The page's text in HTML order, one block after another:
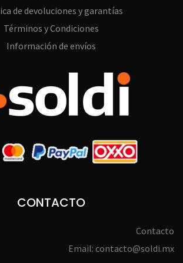
de devoluciones y garantías
Términos y Condiciones
Información de envíos
CONTACTO
Contacto
Email: contacto@soldi.mx